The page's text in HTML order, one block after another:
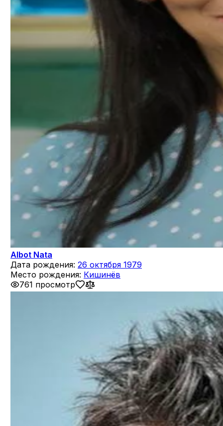
Albot Nata
Дата рождения: 26 октября 1979
Место рождения: Кишинёв
761 просмотр